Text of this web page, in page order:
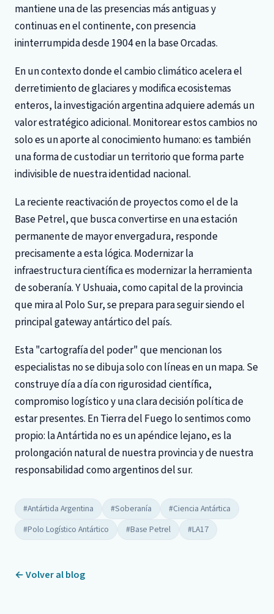
mantiene una de las presencias más antiguas y
continuas en el continente, con presencia
ininterrumpida desde 1904 en la base Orcadas.
En un contexto donde el cambio climático acelera el
derretimiento de glaciares y modifica ecosistemas
enteros, la investigación argentina adquiere además un
valor estratégico adicional. Monitorear estos cambios no
solo es un aporte al conocimiento humano: es también
una forma de custodiar un territorio que forma parte
indivisible de nuestra identidad nacional.
La reciente reactivación de proyectos como el de la
Base Petrel, que busca convertirse en una estación
permanente de mayor envergadura, responde
precisamente a esta lógica. Modernizar la
infraestructura científica es modernizar la herramienta
de soberanía. Y Ushuaia, como capital de la provincia
que mira al Polo Sur, se prepara para seguir siendo el
principal gateway antártico del país.
Esta "cartografía del poder" que mencionan los
especialistas no se dibuja solo con líneas en un mapa. Se
construye día a día con rigurosidad científica,
compromiso logístico y una clara decisión política de
estar presentes. En Tierra del Fuego lo sentimos como
propio: la Antártida no es un apéndice lejano, es la
prolongación natural de nuestra provincia y de nuestra
responsabilidad como argentinos del sur.
#Antártida Argentina #Soberanía
#Ciencia Antártica
#Polo Logístico Antártico
#Base Petrel #LA17
← Volver al blog